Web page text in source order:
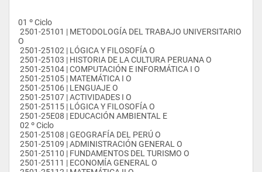
gastronomía.
CAMPO LABORAL
Universidad Alas Peruanas es un profesional competente y
capacitado para desempeñarse profesionalmente en los
siguientes rubros: • Operadores de turismo • Líneas aéreas y
de transporte terrestre • Empresas de alojamiento y
restaurantes • Empresas consultoras de proyectos en
conceptos de sostenibilidad turística • Organizaciones No
Gubernamentales (ONGs) orientadas al desarrollo
socioeconómico de diversas poblaciones y regiones a través
de la implementación de proyectos turísticos • Diversas
entidades gubernamentales dedicadas a implementar
políticas de desarrollo turístico en sus diversos niveles
(nacional, regional o local) • Empresas de servicios orientadas
01 º Ciclo
O
2501-25102 | LÓGICA Y FILOSOFÍA O
2501-25103 | HISTORIA DE LA CULTURA PERUANA O
2501-25104 | COMPUTACIÓN E INFORMÁTICA I O
2501-25105 | MATEMÁTICA I O
2501-25106 | LENGUAJE O
2501-25107 | ACTIVIDADES I O
2501-25115 | LÓGICA Y FILOSOFÍA O
2501-25E08 | EDUCACIÓN AMBIENTAL E
02 º Ciclo
2501-25108 | GEOGRAFÍA DEL PERÚ O
2501-25109 | ADMINISTRACIÓN GENERAL O
2501-25110 | FUNDAMENTOS DEL TURISMO O
2501-25111 | ECONOMÍA GENERAL O